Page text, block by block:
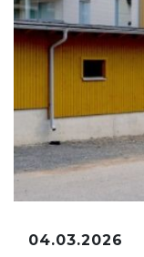
04.03.2026